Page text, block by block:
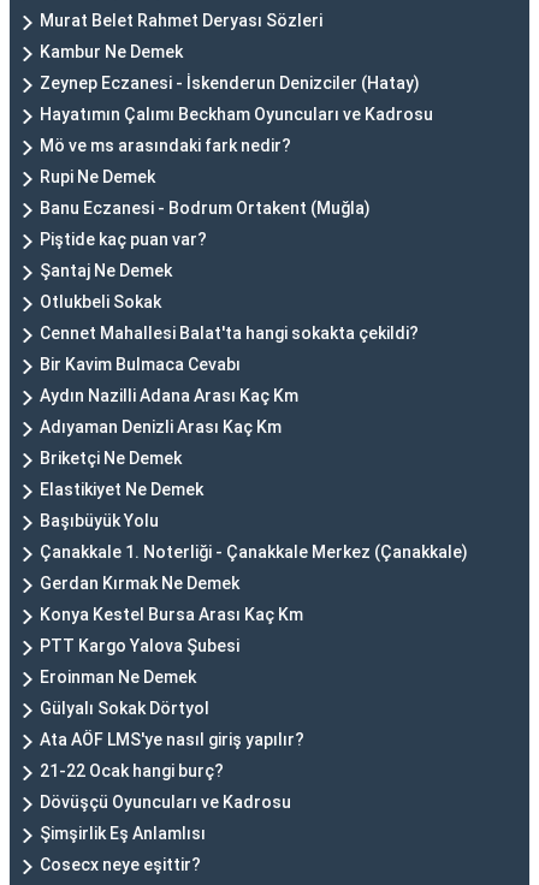
Murat Belet Rahmet Deryası Sözleri
Kambur Ne Demek
Zeynep Eczanesi - İskenderun Denizciler (Hatay)
Hayatımın Çalımı Beckham Oyuncuları ve Kadrosu
Mö ve ms arasındaki fark nedir?
Rupi Ne Demek
Banu Eczanesi - Bodrum Ortakent (Muğla)
Piştide kaç puan var?
Şantaj Ne Demek
Otlukbeli Sokak
Cennet Mahallesi Balat'ta hangi sokakta çekildi?
Bir Kavim Bulmaca Cevabı
Aydın Nazilli Adana Arası Kaç Km
Adıyaman Denizli Arası Kaç Km
Briketçi Ne Demek
Elastikiyet Ne Demek
Başıbüyük Yolu
Çanakkale 1. Noterliği - Çanakkale Merkez (Çanakkale)
Gerdan Kırmak Ne Demek
Konya Kestel Bursa Arası Kaç Km
PTT Kargo Yalova Şubesi
Eroinman Ne Demek
Gülyalı Sokak Dörtyol
Ata AÖF LMS'ye nasıl giriş yapılır?
21-22 Ocak hangi burç?
Dövüşçü Oyuncuları ve Kadrosu
Şimşirlik Eş Anlamlısı
Cosecx neye eşittir?